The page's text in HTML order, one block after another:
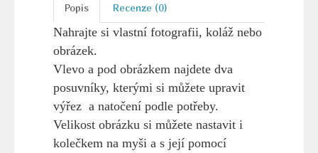
Popis Recenze (0)
Nahrajte si vlastní fotografii, koláž nebo
obrázek.
Vlevo a pod obrázkem najdete dva
posuvníky, kterými si můžete upravit
výřez a natočení podle potřeby.
Velikost obrázku si můžete nastavit i
kolečkem na myši a s její pomocí